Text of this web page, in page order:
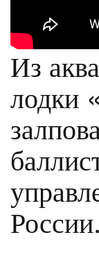
Из
лодки
России.